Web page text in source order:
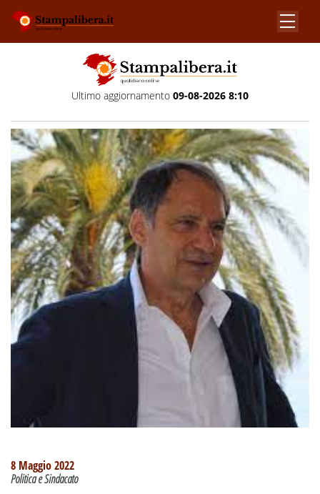
Ultimo aggiornamento 09-08-2026 8:10
8 Maggio 2022
Politica e Sindacato